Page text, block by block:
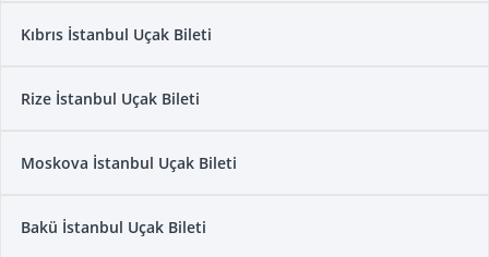
Kıbrıs İstanbul Uçak Bileti
Rize İstanbul Uçak Bileti
Moskova İstanbul Uçak Bileti
Bakü İstanbul Uçak Bileti